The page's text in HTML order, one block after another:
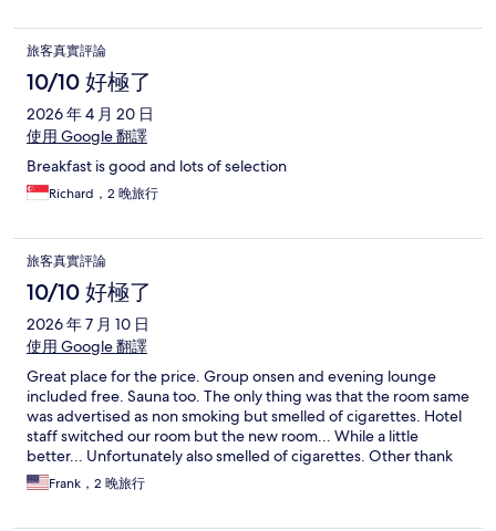
旅客真實評論
10/10 好極了
2026 年 4 月 20 日
使用 Google 翻譯
Breakfast is good and lots of selection
Richard，2 晚旅行
旅客真實評論
10/10 好極了
2026 年 7 月 10 日
使用 Google 翻譯
Great place for the price. Group onsen and evening lounge
included free. Sauna too. The only thing was that the room same
was advertised as non smoking but smelled of cigarettes. Hotel
staff switched our room but the new room... While a little
better... Unfortunately also smelled of cigarettes. Other thank
this it was a great stay. Quiet. And a great community
atmosphere in the free evening lounge.
Frank，2 晚旅行